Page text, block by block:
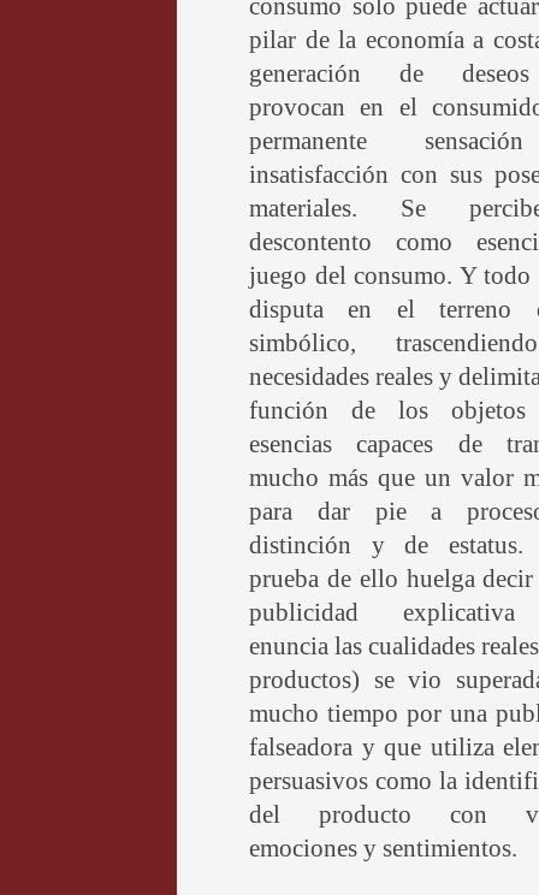
consumo solo puede
pilar de la economía a
generación de
provocan en el
permanente
insatisfacción con sus
materiales. Se
descontento como
juego del consumo. Y todo
disputa en el terreno
simbólico,
necesidades reales y
función de los objetos
esencias capaces de
mucho más que un valor
para dar pie a
distinción y de estatus.
prueba de ello huelga
publicidad
enuncia las cualidades
productos) se vio
mucho tiempo por una
falseadora y que utiliza
persuasivos como la
del producto con
emociones y sentimientos.